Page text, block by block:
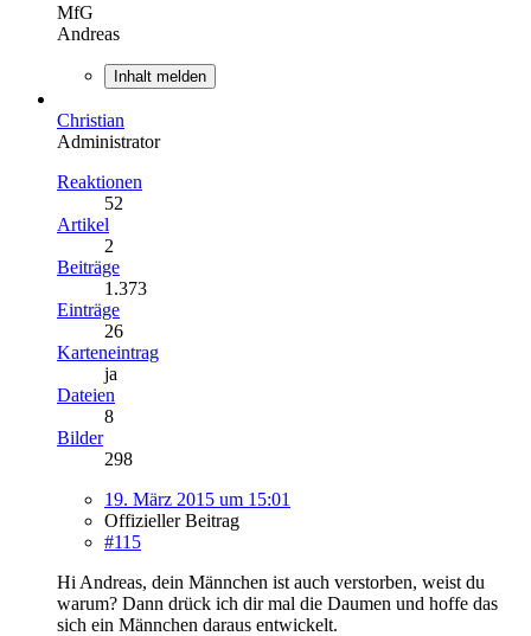
MfG
Andreas
Inhalt melden
Christian
Administrator
Reaktionen
52
Artikel
2
Beiträge
1.373
Einträge
26
Karteneintrag
ja
Dateien
8
Bilder
298
19. März 2015 um 15:01
Offizieller Beitrag
#115
Hi Andreas, dein Männchen ist auch verstorben, weist du
warum? Dann drück ich dir mal die Daumen und hoffe das
sich ein Männchen daraus entwickelt.